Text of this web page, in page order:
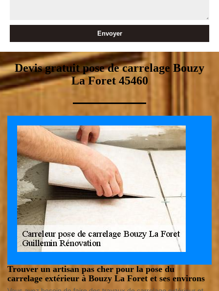
Devis gratuit pose de carrelage Bouzy
La Foret 45460
Trouver un artisan pas cher pour la pose du
carrelage extérieur à Bouzy La Foret et ses environs